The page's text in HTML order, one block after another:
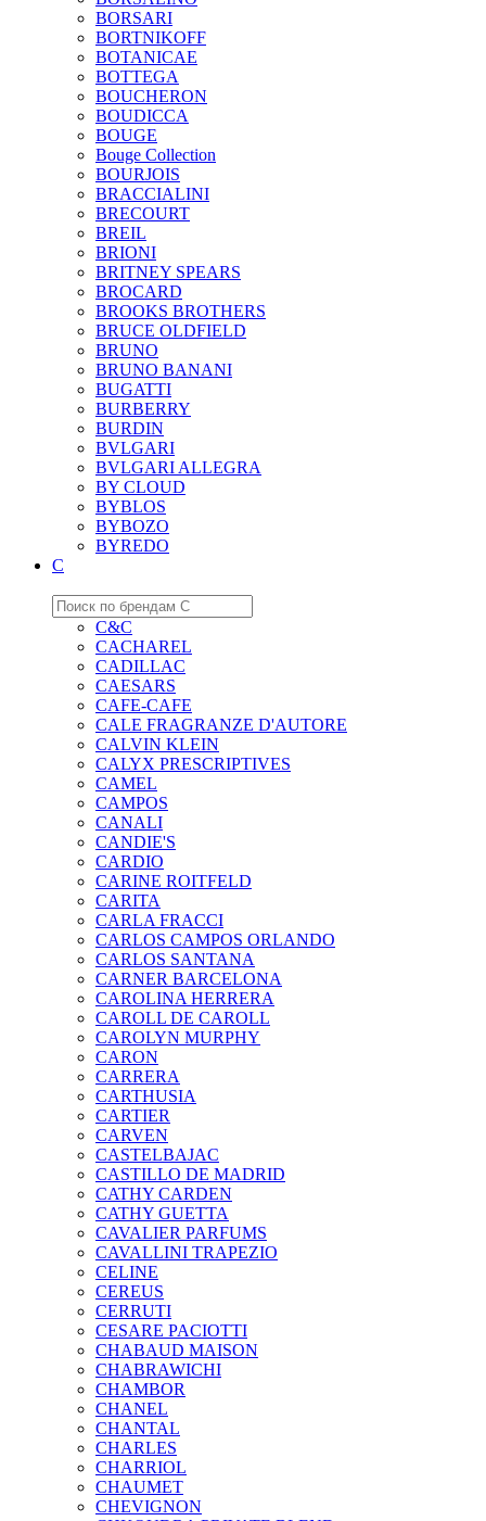
BORSARI
BORTNIKOFF
BOTANICAE
BOTTEGA
BOUCHERON
BOUDICCA
BOUGE
Bouge Collection
BOURJOIS
BRACCIALINI
BRECOURT
BREIL
BRIONI
BRITNEY SPEARS
BROCARD
BROOKS BROTHERS
BRUCE OLDFIELD
BRUNO
BRUNO BANANI
BUGATTI
BURBERRY
BURDIN
BVLGARI
BVLGARI ALLEGRA
BY CLOUD
BYBLOS
BYBOZO
BYREDO
C
C&C
CACHAREL
CADILLAC
CAESARS
CAFE-CAFE
CALE FRAGRANZE D'AUTORE
CALVIN KLEIN
CALYX PRESCRIPTIVES
CAMEL
CAMPOS
CANALI
CANDIE'S
CARDIO
CARINE ROITFELD
CARITA
CARLA FRACCI
CARLOS CAMPOS ORLANDO
CARLOS SANTANA
CARNER BARCELONA
CAROLINA HERRERA
CAROLL DE CAROLL
CAROLYN MURPHY
CARON
CARRERA
CARTHUSIA
CARTIER
CARVEN
CASTELBAJAC
CASTILLO DE MADRID
CATHY CARDEN
CATHY GUETTA
CAVALIER PARFUMS
CAVALLINI TRAPEZIO
CELINE
CEREUS
CERRUTI
CESARE PACIOTTI
CHABAUD MAISON
CHABRAWICHI
CHAMBOR
CHANEL
CHANTAL
CHARLES
CHARRIOL
CHAUMET
CHEVIGNON